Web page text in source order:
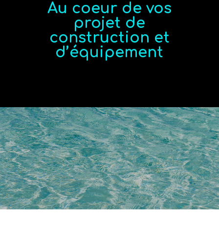
Au coeur de vos
projet de
construction et
d’équipement